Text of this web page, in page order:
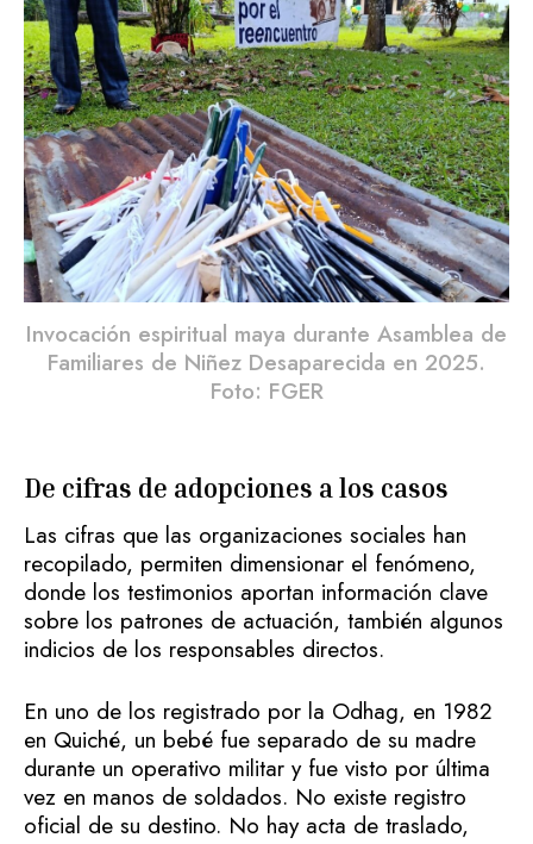
Invocación espiritual maya durante Asamblea de
Familiares de Niñez Desaparecida en 2025.
Foto: FGER
De cifras de adopciones a los casos
Las cifras que las organizaciones sociales han
recopilado, permiten dimensionar el fenómeno,
donde los testimonios aportan información clave
sobre los patrones de actuación, también algunos
indicios de los responsables directos.
En uno de los registrado por la Odhag, en 1982
en Quiché, un bebé fue separado de su madre
durante un operativo militar y fue visto por última
vez en manos de soldados. No existe registro
oficial de su destino. No hay acta de traslado,